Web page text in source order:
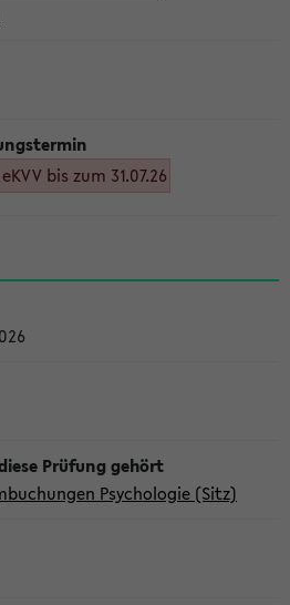
bis zum 31.07.26
Psychologie (Sitz)